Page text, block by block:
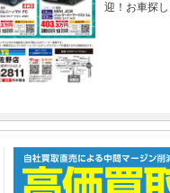
迎！お車探